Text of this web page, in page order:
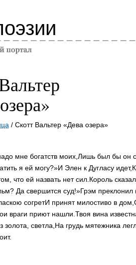
/ Скотт Вальтер «Дева озера»
мне богатств моих, Лишь был бы он
я ей могу?»И Элен к Дугласу идет,
что ей назвать нет сил. Король
Да свершится суд!»Грэм преклонил
согретИ принят милостиво в дом,
враги приют нашли. Твоя вина
золота, светла, На грудь мятежника